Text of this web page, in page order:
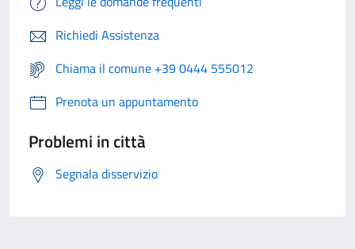
Richiedi Assistenza
Chiama il comune +39 0444 555012
Prenota un appuntamento
Problemi in città
Segnala disservizio